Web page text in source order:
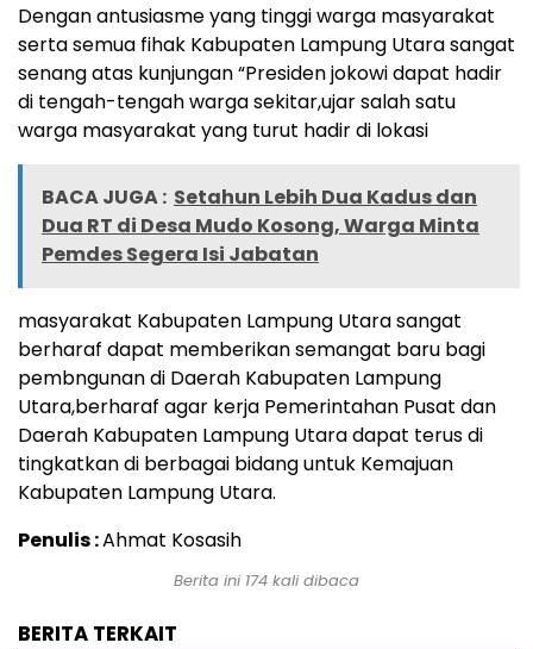
Dengan antusiasme yang tinggi warga masyarakat
serta semua fihak Kabupaten Lampung Utara sangat
senang atas kunjungan “Presiden jokowi dapat hadir
di tengah-tengah warga sekitar,ujar salah satu
warga masyarakat yang turut hadir di lokasi
BACA JUGA : Setahun Lebih Dua Kadus dan
Dua RT di Desa Mudo Kosong, Warga Minta
Pemdes Segera Isi Jabatan
masyarakat Kabupaten Lampung Utara sangat
berharaf dapat memberikan semangat baru bagi
pembngunan di Daerah Kabupaten Lampung
Utara,berharaf agar kerja Pemerintahan Pusat dan
Daerah Kabupaten Lampung Utara dapat terus di
tingkatkan di berbagai bidang untuk Kemajuan
Kabupaten Lampung Utara.
Penulis :Ahmat Kosasih
Berita ini 174 kali dibaca
BERITA TERKAIT